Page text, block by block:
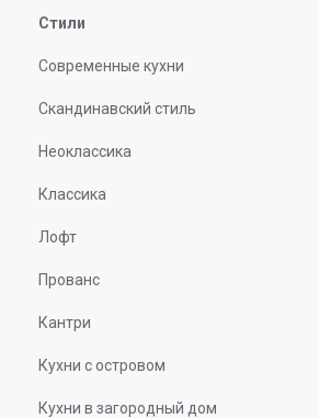
Стили
Современные кухни
Скандинавский стиль
Неоклассика
Классика
Лофт
Прованс
Кантри
Кухни с островом
Кухни в загородный дом